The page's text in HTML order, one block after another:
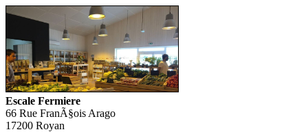
Escale Fermiere
66 Rue FranÃ§ois Arago
17200 Royan